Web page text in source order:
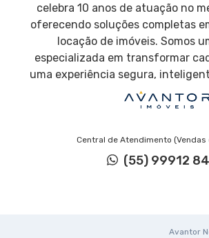
celebra 10 anos de atuação no
oferecendo soluções completas
locação de imóveis. Somos
especializada em transformar
uma experiência segura,
Central de Atendimento (Vendas
(55) 99912
Avantor